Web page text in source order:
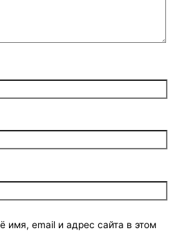
имя, email и адрес сайта в этом